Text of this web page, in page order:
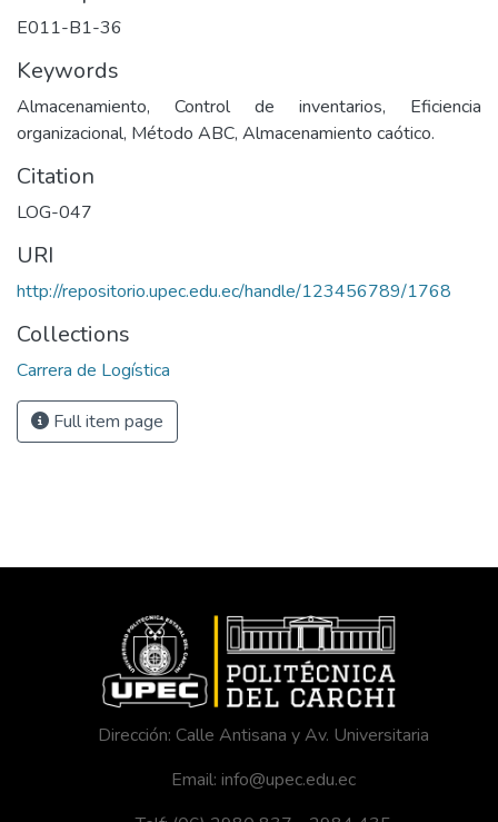
E011-B1-36
Keywords
Almacenamiento, Control de inventarios, Eficiencia
organizacional, Método ABC, Almacenamiento caótico.
Citation
LOG-047
URI
http://repositorio.upec.edu.ec/handle/123456789/1768
Collections
Carrera de Logística
Full item page
Dirección: Calle Antisana y Av. Universitaria
Email: info@upec.edu.ec